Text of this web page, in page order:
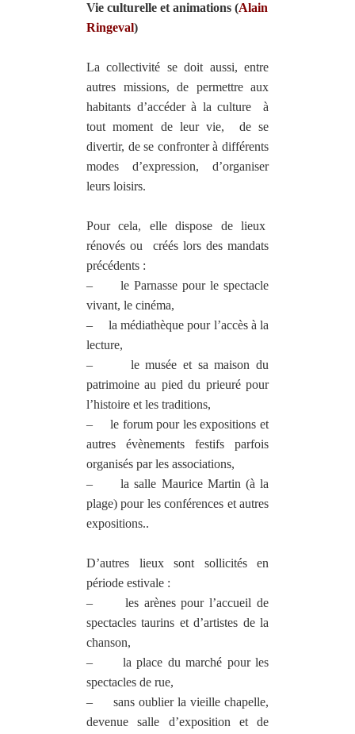
Vie culturelle et animations (Alain
Ringeval)
La collectivité se doit aussi, entre
autres missions, de permettre aux
habitants d’accéder à la culture
à
tout moment de leur vie,
de se
divertir, de se confronter à différents
modes d’expression, d’organiser
leurs loisirs.
Pour cela, elle dispose de lieux
rénovés ou
créés lors des mandats
précédents :
–
le Parnasse pour le spectacle
vivant, le cinéma,
–
la médiathèque pour l’accès à la
lecture,
–
le musée et sa maison du
patrimoine au pied du prieuré pour
l’histoire et les traditions,
–
le forum pour les expositions et
autres évènements festifs parfois
organisés par les associations,
–
la salle Maurice Martin (à la
plage) pour les conférences et autres
expositions..
D’autres lieux sont sollicités en
période estivale :
–
les arènes pour l’accueil de
spectacles taurins et d’artistes de la
chanson,
–
la place du marché pour les
spectacles de rue,
–
sans oublier la vieille chapelle,
devenue salle d’exposition et de